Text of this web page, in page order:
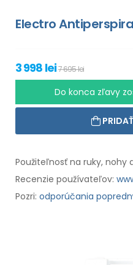
Electro
3 998 lei7 695 lei
Do konca zľavy
Použiteľnosť na ruky, nohy
Recenzie používateľov:
Pozri: odporúčania